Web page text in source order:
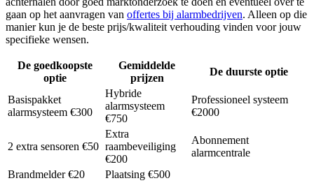
gaan op het aanvragen van offertes bij alarmbedrijven. Alleen op die
manier kun je de beste prijs/kwaliteit verhouding vinden voor jouw
specifieke wensen.
De goedkoopste
optie
Gemiddelde
prijzen
De duurste optie
Basispakket
alarmsysteem €300
Hybride
alarmsysteem
€750
Professioneel systeem
€2000
2 extra sensoren €50
Extra
raambeveiliging
€200
Abonnement
alarmcentrale
Brandmelder €20
Plaatsing €500